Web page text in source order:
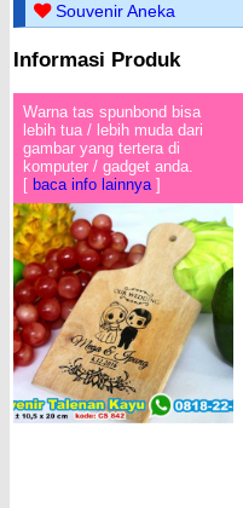
Souvenir Aneka
Informasi Produk
Warna tas spunbond bisa
lebih tua / lebih muda dari
gambar yang tertera di
komputer / gadget anda.
[ baca info lainnya ]